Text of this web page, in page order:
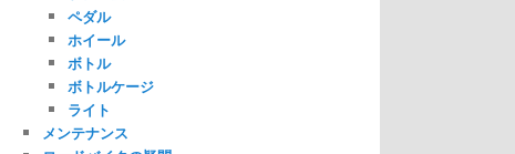
ペダル
ホイール
ボトル
ボトルケージ
ライト
メンテナンス